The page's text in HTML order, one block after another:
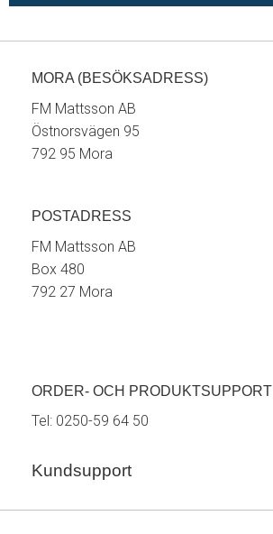
MORA (BESÖKSADRESS)
FM Mattsson AB
Östnorsvägen 95
792 95 Mora
POSTADRESS
FM Mattsson AB
Box 480
792 27 Mora
ORDER- OCH PRODUKTSUPPORT
Tel: 0250-59 64 50
Kundsupport